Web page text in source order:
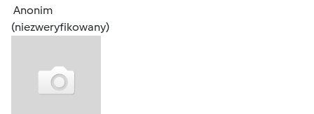
Anonim
(niezweryfikowany)